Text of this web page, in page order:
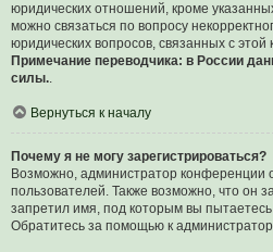
юридических отношений, кроме
можно связаться по вопросу
юридических вопросов, связанных с
Примечание переводчика: в России
силы..
Вернуться к началу
Почему я не могу зарегистрироваться?
Возможно, администратор конференции
пользователей. Также возможно, что он
запретил имя, под которым вы пытаетесь
Обратитесь за помощью к